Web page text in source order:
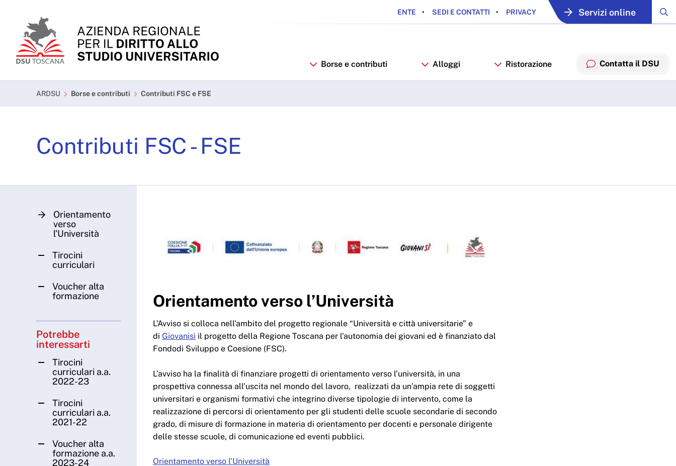
ENTE SEDI E CONTATTI PRIVACY Servizi online
Borse e contributi Alloggi Ristorazione Contatta il DSU
Contributi FSC e FSE - ARDSU
ARDSU Borse e contributi Contributi FSC e FSE
Contributi FSC - FSE
Orientamento
verso
l’Università
Tirocini
curriculari
Voucher alta
formazione
Potrebbe
interessarti
Tirocini
curriculari a.a.
2022-23
Tirocini
curriculari a.a.
2021-22
Voucher alta
formazione a.a.
2023-24
Orientamento verso l’Università
L’Avviso si colloca nell'ambito del progetto regionale “Università e città universitarie” e
di Giovanisì il progetto della Regione Toscana per l'autonomia dei giovani ed è finanziato dal
Fondodi Sviluppo e Coesione (FSC).
L’avviso ha la finalità di finanziare progetti di orientamento verso l’università, in una
prospettiva connessa all’uscita nel mondo del lavoro, realizzati da un’ampia rete di soggetti
universitari e organismi formativi che integrino diverse tipologie di intervento, come la
realizzazione di percorsi di orientamento per gli studenti delle scuole secondarie di secondo
grado, di misure di formazione in materia di orientamento per docenti e personale dirigente
delle stesse scuole, di comunicazione ed eventi pubblici.
Orientamento verso l'Università